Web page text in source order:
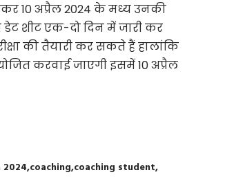
10 अप्रैल 2024 के मध्य उनकी
डेट शीट एक-दो दिन में जारी कर
की तैयारी कर सकते हैं हालांकि
करवाई जाएगी इसमें 10 अप्रैल
2024 coaching coaching student